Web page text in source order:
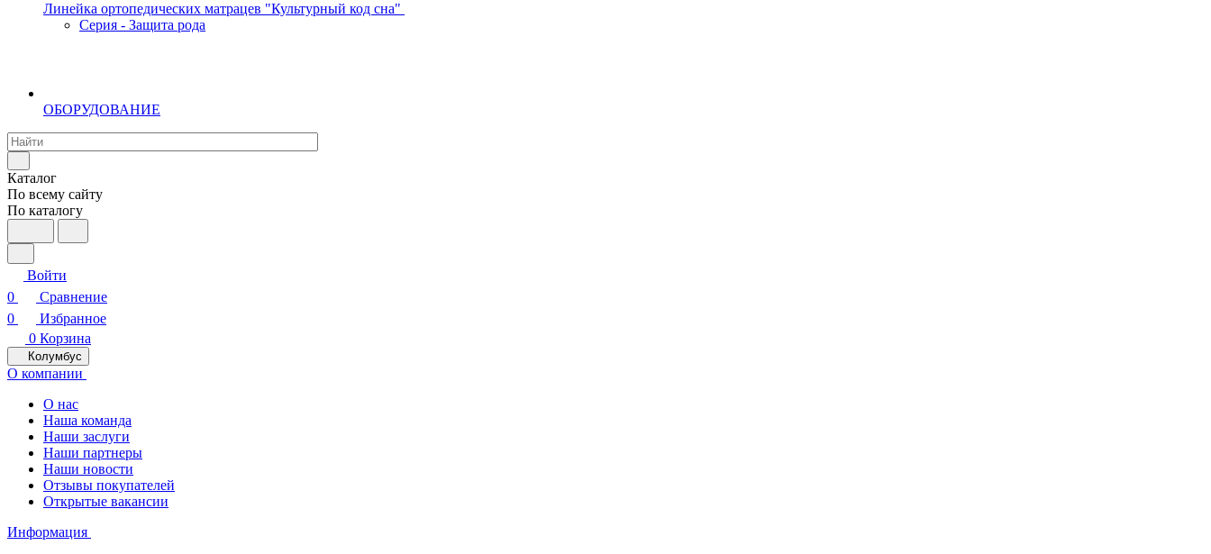
Линейка ортопедических матрацев "Культурный код сна"
Серия - Защита рода
ОБОРУДОВАНИЕ
Каталог
По всему сайту
По каталогу
Войти
0
Сравнение
0
Избранное
0 Корзина
Колумбус
О компании
О нас
Наша команда
Наши заслуги
Наши партнеры
Наши новости
Отзывы покупателей
Открытые вакансии
Информация